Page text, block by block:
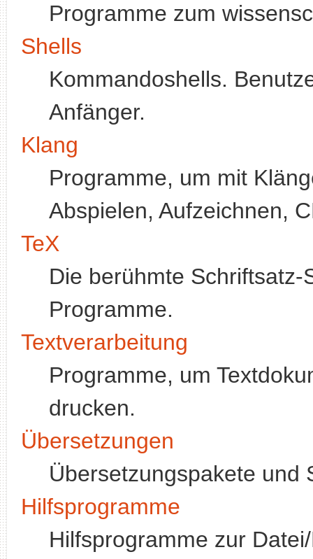
Programme zum
Shells
Kommandoshells.
Anfänger.
Klang
Programme, um mit
Abspielen, Aufzeichnen,
TeX
Die berühmte
Programme.
Textverarbeitung
Programme, um
drucken.
Übersetzungen
Übersetzungspakete und
Hilfsprogramme
Hilfsprogramme zur